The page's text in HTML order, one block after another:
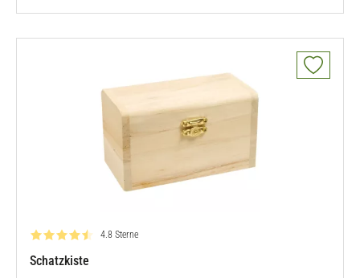
Bewertung: 4.8 von 5
4.8 Sterne
Schatzkiste